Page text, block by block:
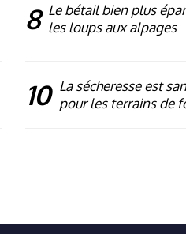
8 Le bétail bien plus
les loups aux alpages
10 La sécheresse est
pour les terrains de